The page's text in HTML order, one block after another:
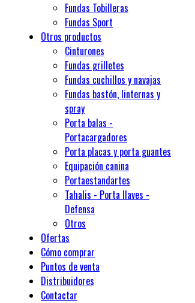
Fundas Tobilleras
Fundas Sport
Otros productos
Cinturones
Fundas grilletes
Fundas cuchillos y navajas
Fundas bastón, linternas y
spray
Porta balas -
Portacargadores
Porta placas y porta guantes
Equipación canina
Portaestandartes
Tahalis - Porta llaves -
Defensa
Otros
Ofertas
Cómo comprar
Puntos de venta
Distribuidores
Contactar